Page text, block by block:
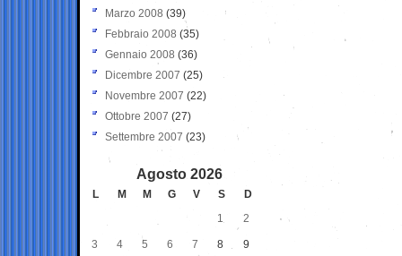
Marzo 2008 (39)
Febbraio 2008 (35)
Gennaio 2008 (36)
Dicembre 2007 (25)
Novembre 2007 (22)
Ottobre 2007 (27)
Settembre 2007 (23)
Agosto 2026
L M M G V S
D
1
2
3 4 5 6 7 8 9